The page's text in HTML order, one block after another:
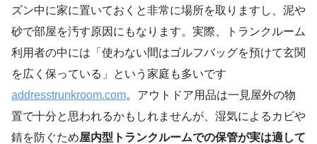
ズン中に家に置いておくと非常に場所を取りますし、泥や
砂で部屋を汚す原因にもなります。実際、トランクルーム
利用者の中には「使わない間はゴルフバッグを預けて玄関
を広く保っている」という家庭も多いです
addresstrunkroom.com。アウトドア用品は一見屋外の物
置で十分と思われるかもしれませんが、湿気によるカビや
錆を防ぐため屋内型トランクルームでの保管が実は適して